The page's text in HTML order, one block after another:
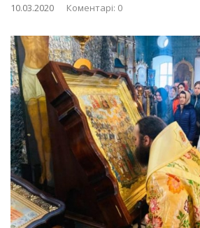
10.03.2020 Коментарі: 0